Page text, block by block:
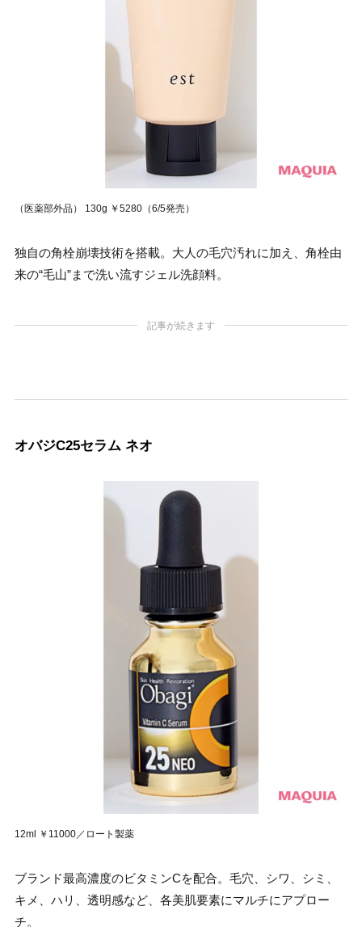
（医薬部外品） 130g ￥5280（6/5発売）
独自の角栓崩壊技術を搭載。大人の毛穴汚れに加え、角栓由
来の“毛山”まで洗い流すジェル洗顔料。
記事が続きます
オバジC25セラム ネオ
12ml ￥11000／ロート製薬
ブランド最高濃度のビタミンCを配合。毛穴、シワ、シミ、
キメ、ハリ、透明感など、各美肌要素にマルチにアプロー
チ。